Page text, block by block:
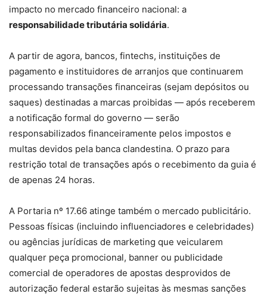
impacto no mercado financeiro nacional: a
responsabilidade tributária solidária.
A partir de agora, bancos, fintechs, instituições de
pagamento e instituidores de arranjos que continuarem
processando transações financeiras (sejam depósitos ou
saques) destinadas a marcas proibidas — após receberem
a notificação formal do governo — serão
responsabilizados financeiramente pelos impostos e
multas devidos pela banca clandestina. O prazo para
restrição total de transações após o recebimento da guia é
de apenas 24 horas.
A Portaria nº 17.66 atinge também o mercado publicitário.
Pessoas físicas (incluindo influenciadores e celebridades)
ou agências jurídicas de marketing que veicularem
qualquer peça promocional, banner ou publicidade
comercial de operadores de apostas desprovidos de
autorização federal estarão sujeitas às mesmas sanções